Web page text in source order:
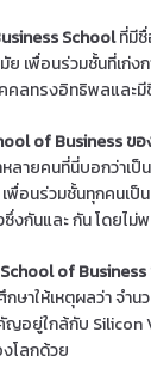
Schoolที่มีชื่
ย เพื่อนร่วมชั้นที่เก่ง
คลทรงอิทธิพลและ
of Business ข
ลายคนที่นี่บอกว่าเป็
พื่อนร่วมชั้นทุกคนเป็
งกันและ กัน โดยไม่
of
ษาให้เหตุผลว่า จำน
ญอยู่ใกล้กับ Silicon
โลกด้วย